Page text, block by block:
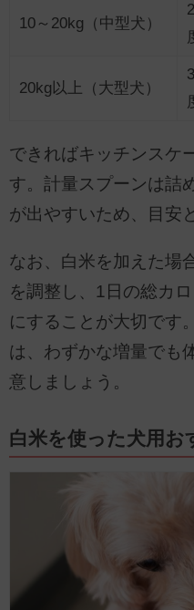
10～20kg（中型犬）
20kg以上（大型犬）
できればキッチンスケ
す。計量スプーンは詰
が出やすいため、目安
なお、白米を加えた場
を調整し、1日の総カ
にすることが大切です
は、わずかな増量でも
意しましょう。
白米を使った犬用お